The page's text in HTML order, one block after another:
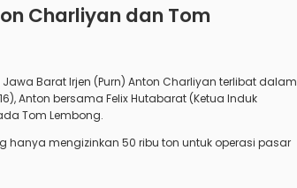
Charliyan dan Tom
Barat Irjen (Purn) Anton Charliyan terlibat dalam
Anton bersama Felix Hutabarat (Ketua Induk
Tom Lembong.
hanya mengizinkan 50 ribu ton untuk operasi pasar